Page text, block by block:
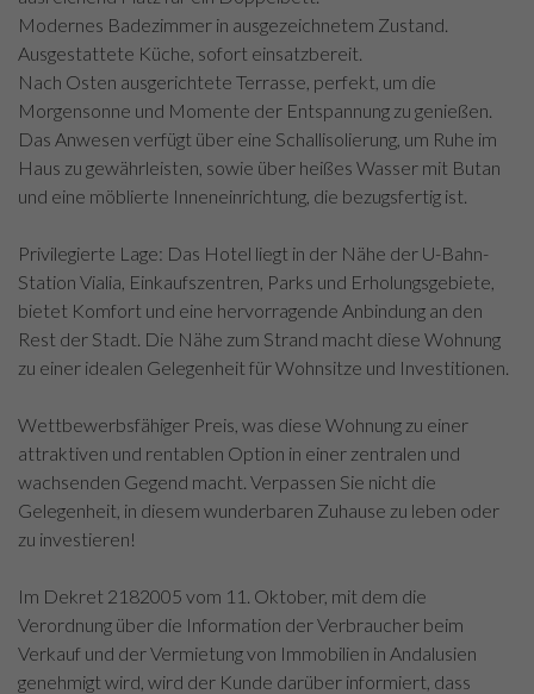
Modernes Badezimmer in ausgezeichnetem Zustand.
Ausgestattete Küche, sofort einsatzbereit.
Nach Osten ausgerichtete Terrasse, perfekt, um die
Morgensonne und Momente der Entspannung zu genießen.
Das Anwesen verfügt über eine Schallisolierung, um Ruhe im
Haus zu gewährleisten, sowie über heißes Wasser mit Butan
und eine möblierte Inneneinrichtung, die bezugsfertig ist.
Privilegierte Lage: Das Hotel liegt in der Nähe der U-Bahn-
Station Vialia, Einkaufszentren, Parks und Erholungsgebiete,
bietet Komfort und eine hervorragende Anbindung an den
Rest der Stadt. Die Nähe zum Strand macht diese Wohnung
zu einer idealen Gelegenheit für Wohnsitze und Investitionen.
Wettbewerbsfähiger Preis, was diese Wohnung zu einer
attraktiven und rentablen Option in einer zentralen und
wachsenden Gegend macht. Verpassen Sie nicht die
Gelegenheit, in diesem wunderbaren Zuhause zu leben oder
zu investieren!
Im Dekret 2182005 vom 11. Oktober, mit dem die
Verordnung über die Information der Verbraucher beim
Verkauf und der Vermietung von Immobilien in Andalusien
genehmigt wird, wird der Kunde darüber informiert, dass